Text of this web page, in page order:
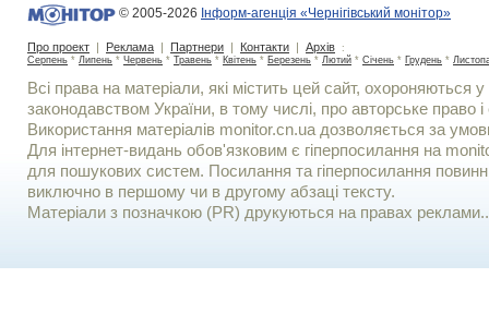
© 2005-2026 Інформ-агенція «Чернігівський монітор»
Про проект | Реклама | Партнери | Контакти | Архів :
Серпень * Липень * Червень * Травень * Квітень * Березень * Лютий * Січень * Грудень *
Всі права на матеріали, які містить цей сайт, охороняються у
законодавством України, в тому числі, про авторське право і
Використання матерiалiв monitor.cn.ua дозволяється за
Для iнтернет-видань обов'язковим є гiперпосилання на
для пошукових систем. Посилання та гіперпосилання
виключно в першому чи в другому абзаці тексту.
Матеріали з позначкою (PR) друкуються на правах реклами..